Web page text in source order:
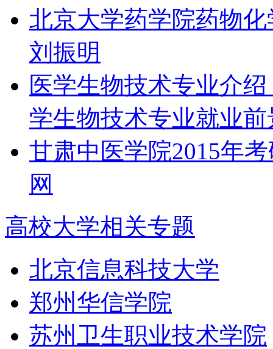
北京大学药学院药物
刘振明
医学生物技术专业介
学生物技术专业​​就业前
甘肃中医学院2015年
网
高校大学相关专题
北京信息科技大学
郑州华信学院
苏州卫生职业技术学院